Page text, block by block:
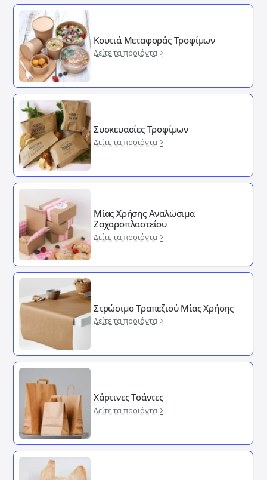
Κουτιά Μεταφοράς Τροφίμων
Δείτε τα προιόντα
Συσκευασίες Τροφίμων
Δείτε τα προιόντα
Μίας Χρήσης Αναλώσιμα
Ζαχαροπλαστείου
Δείτε τα προιόντα
Στρώσιμο Τραπεζιού Μίας Χρήσης
Δείτε τα προιόντα
Χάρτινες Τσάντες
Δείτε τα προιόντα